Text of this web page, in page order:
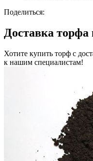
Поделиться:
Доставка
Хотите купить торф с
к нашим специалистам!